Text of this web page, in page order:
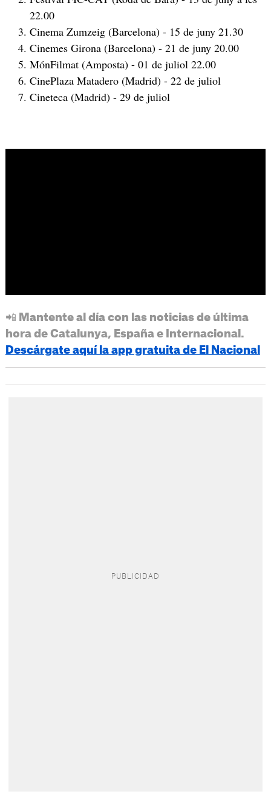
22.00
Cinema Zumzeig (Barcelona) - 15 de juny 21.30
Cinemes Girona (Barcelona) - 21 de juny 20.00
MónFilmat (Amposta) - 01 de juliol 22.00
CinePlaza Matadero (Madrid) - 22 de juliol
Cineteca (Madrid) - 29 de juliol
📲 Mantente al día con las noticias de última
hora de Catalunya, España e Internacional.
Descárgate aquí la app gratuita de El Nacional